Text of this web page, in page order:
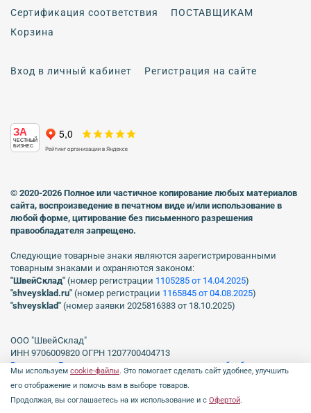
Сертификация соответствия
ПОСТАВЩИКАМ
Корзина
Вход в личный кабинет Регистрация на сайте
ЗА
ЧЕСТНЫЙ
БИЗНЕС
© 2020-2026 Полное или частичное копирование любых материалов
сайта, воспроизведение в печатном виде и/или использование в
любой форме, цитирование без письменного разрешения
правообладателя запрещено.
Следующие товарные знаки являются зарегистрированными
товарным знаками и охраняются законом:
"ШвейСклад" (номер регистрации 1105285 от 14.04.2025)
"shveуsklad.ru" (номер регистрации 1165845 от 04.08.2025)
"shveysklad" (номер заявки 2025816383 от 18.10.2025)
ООО "ШвейСклад"
ИНН 9706009820 ОГРН 1207700404713
Включен в Реестр операторов, осуществляющих обработку
персональных данных Роскомнадзора рег. № 77-23-150255, Приказ
№231 от 16.06.2023.
Мы используем cookie-файлы. Это помогает сделать сайт удобнее, улучшить
его отображение и помочь вам в выборе товаров.
Продолжая, вы соглашаетесь на их использование и с Офертой.